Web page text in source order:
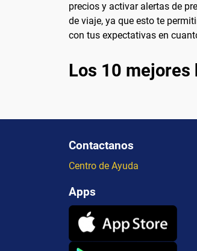
precios y activar alertas de
de viaje, ya que esto te
con tus expectativas en
Los 10 mejores
Contactanos
Centro de Ayuda
Apps